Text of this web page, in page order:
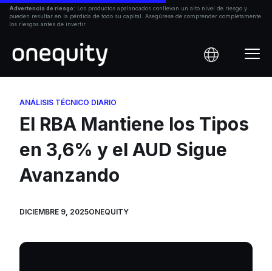
Ir
Advertencia de riesgo: Los productos apalancados conllevan un alto nivel de riesgo y
pueden resultar en la pérdida de todo su capital. Asegúrese de comprender completamente
los riesgos antes de invertir.
ANÁLISIS TÉCNICO DIARIO
El RBA Mantiene los Tipos
en 3,6% y el AUD Sigue
Avanzando
DICIEMBRE 9, 2025ONEQUITY